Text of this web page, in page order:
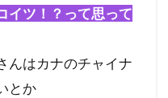
イツ！？って思って
んはカナのチャイナ
とか